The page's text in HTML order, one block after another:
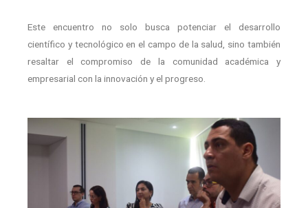
Este encuentro no solo busca potenciar el desarrollo
científico y tecnológico en el campo de la salud, sino también
resaltar el compromiso de la comunidad académica y
empresarial con la innovación y el progreso.